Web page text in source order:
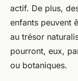
actif. De plus,
enfants peuvent
au trésor
pourront, eux,
ou botaniques.